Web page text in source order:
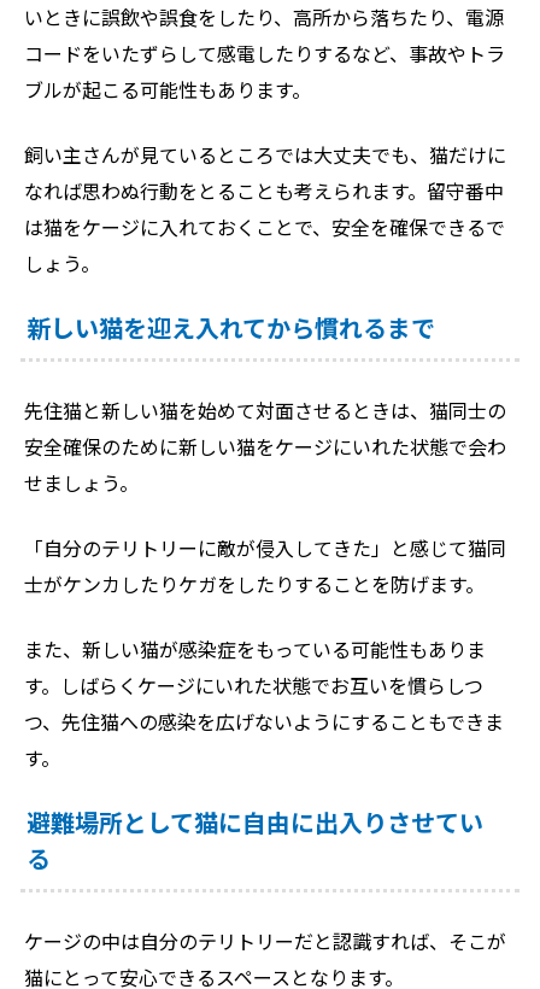
いときに誤飲や誤食をしたり、高所から落ちたり、電源
コードをいたずらして感電したりするなど、事故やトラ
ブルが起こる可能性もあります。
飼い主さんが見ているところでは大丈夫でも、猫だけに
なれば思わぬ行動をとることも考えられます。留守番中
は猫をケージに入れておくことで、安全を確保できるで
しょう。
新しい猫を迎え入れてから慣れるまで
先住猫と新しい猫を始めて対面させるときは、猫同士の
安全確保のために新しい猫をケージにいれた状態で会わ
せましょう。
「自分のテリトリーに敵が侵入してきた」と感じて猫同
士がケンカしたりケガをしたりすることを防げます。
また、新しい猫が感染症をもっている可能性もありま
す。しばらくケージにいれた状態でお互いを慣らしつ
つ、先住猫への感染を広げないようにすることもできま
す。
避難場所として猫に自由に出入りさせてい
る
ケージの中は自分のテリトリーだと認識すれば、そこが
猫にとって安心できるスペースとなります。